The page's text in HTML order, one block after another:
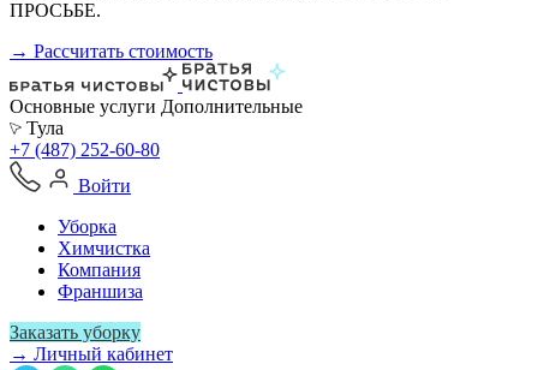
ПРОСЬБЕ.
→ Рассчитать стоимость
Основные услуги Дополнительные
Тула
+7 (487) 252-60-80
Войти
Уборка
Химчистка
Компания
Франшиза
Заказать уборку
→ Личный кабинет